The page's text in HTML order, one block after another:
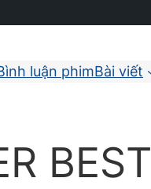
luận phimBài viết